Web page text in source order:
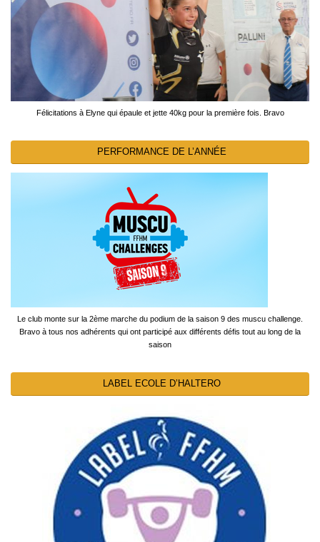
Félicitations à Elyne qui épaule et jette 40kg pour la première fois. Bravo
PERFORMANCE DE L’ANNÉE
Le club monte sur la 2ème marche du podium de la saison 9 des muscu challenge.
Bravo à tous nos adhérents qui ont participé aux différents défis tout au long de la
saison
LABEL ECOLE D’HALTERO